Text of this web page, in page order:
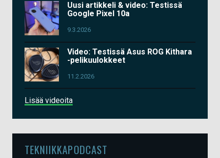
Uusi artikkeli & video: Testissä
Google Pixel 10a
9.3.2026
Video: Testissä Asus ROG Kithara
-pelikuulokkeet
11.2.2026
Lisää videoita
TEKNIIKKAPODCAST